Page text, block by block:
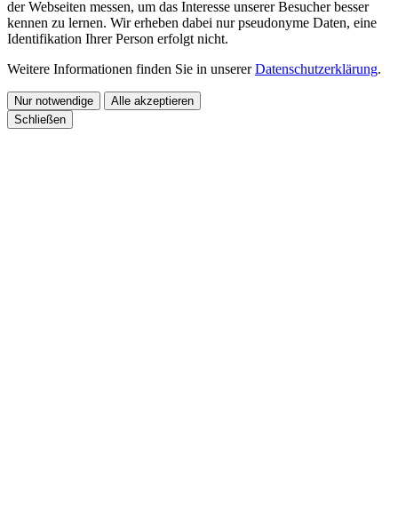
der Webseiten messen, um das Interesse unserer Besucher besser
kennen zu lernen. Wir erheben dabei nur pseudonyme Daten, eine
Identifikation Ihrer Person erfolgt nicht.
Weitere Informationen finden Sie in unsererDatenschutzerklärung.
Nur notwendige
Alle akzeptieren
Schließen